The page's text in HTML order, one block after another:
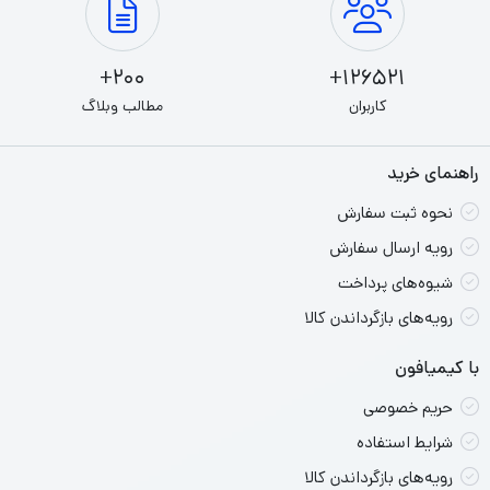
256 گیگابایت از تولیدات شرکت اپل است. این تبلت با طراحی
باریک و زیبا، صفحه نمایش لمسی 10.9 اینچی Retina با
رزولوشن بالا و فناوری True Tone را ارائه می‌دهد. از لحاظ
های ویژه، یک تبلت قدرتمند و مناسب برای کار و سرگرمی است.
126521+
کاربران
200+
مطالب وبلاگ
راهنمای خرید
نحوه ثبت سفارش
رویه ارسال سفارش
شیوه‌های پرداخت
رویه‌های بازگرداندن کالا
با کیمیافون
حریم خصوصی
شرایط استفاده
رویه‌های بازگرداندن کالا